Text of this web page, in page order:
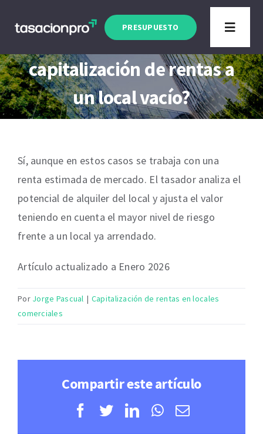
Toggle
Tipo de Inmueble
Finalidad
PRESUPUESTO
Se puede aplicar la
capitalización de rentas a
un local vacío?
Sí, aunque en estos casos se trabaja con una
renta estimada de mercado. El tasador analiza el
potencial de alquiler del local y ajusta el valor
teniendo en cuenta el mayor nivel de riesgo
frente a un local ya arrendado.
Artículo actualizado a Enero 2026
Por Jorge Pascual | Capitalización de rentas en locales
comerciales
Compartir este artículo
Facebook
TwitterLinkedInWhatsApp
Correo